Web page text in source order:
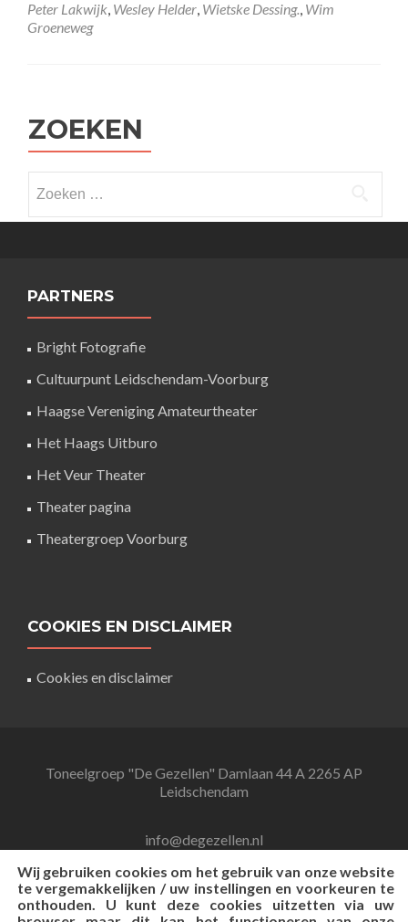
Peter Lakwijk, Wesley Helder, Wietske Dessing., Wim
Groeneweg
ZOEKEN
naar:
PARTNERS
Bright Fotografie
Cultuurpunt Leidschendam-Voorburg
Haagse Vereniging Amateurtheater
Het Haags Uitburo
Het Veur Theater
Theater pagina
Theatergroep Voorburg
COOKIES EN DISCLAIMER
Cookies en disclaimer
Toneelgroep "De Gezellen" Damlaan 44 A 2265 AP
Leidschendam
info@degezellen.nl
06-26999649
Wij gebruiken cookies om het gebruik van onze website
te vergemakkelijken / uw instellingen en voorkeuren te
onthouden. U kunt deze cookies uitzetten via uw